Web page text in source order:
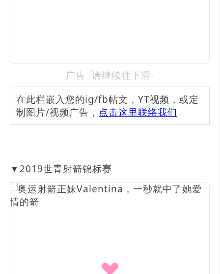
广告 -请继续往下滑-
在此栏嵌入您的ig/fb帖文，YT视频，或定
制图片/视频广告， 点击这里联络我们
▼2019世青射箭锦标赛